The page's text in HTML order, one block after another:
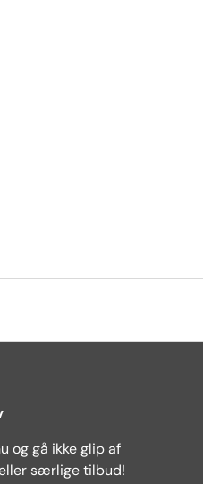
og gå ikke glip af
særlige tilbud!